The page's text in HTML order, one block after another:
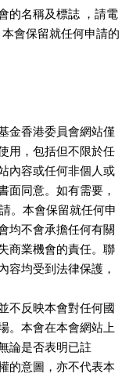
的名稱及標誌 ，請電
會保留就任何申請的
金香港委員會網站僅
用，包括但不限於任
內容或任何非個人或
面同意。如有需要，
。本會保留就任何申
均不會承擔任何有關
商業機會的責任。聯
容均受到法律保護，
不反映本會對任何國
。本會在本會網站上
論是否表明已註
的意圖，亦不代表本